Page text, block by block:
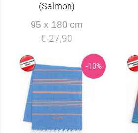
(Salmon)
95 x 180 cm
€ 27,90
-10%